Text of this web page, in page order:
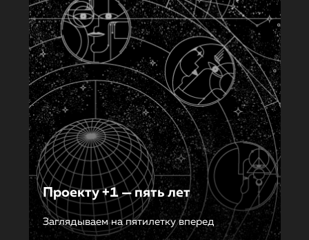
Проекту +1 — пять лет
Заглядываем на пятилетку вперед